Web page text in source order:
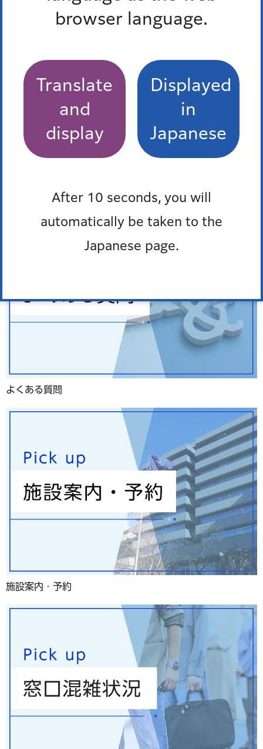
browser language.
Translate
and
display
Displayed
in
Japanese
After 10 seconds, you will
automatically be taken to the
Japanese page.
オンラインサービス
報道発表
よくある質問
施設案内・予約